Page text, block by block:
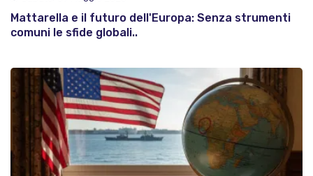
Mattarella e il futuro dell'Europa: Senza strumenti
comuni le sfide globali..